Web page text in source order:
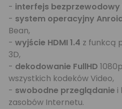
- interfejs bezprzewodowy
- system operacyjny
Bean,
- wyjście HDMI 1.4 z funkcą
3D,
- dekodowanie FullHD
wszystkich kodeków Video,
- swobodne przeglądanie i
zasobów Internetu.